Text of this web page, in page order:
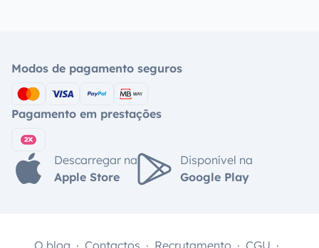
Modos de pagamento seguros
Pagamento em prestações
Descarregar na
Apple Store
Disponível na
Google Play